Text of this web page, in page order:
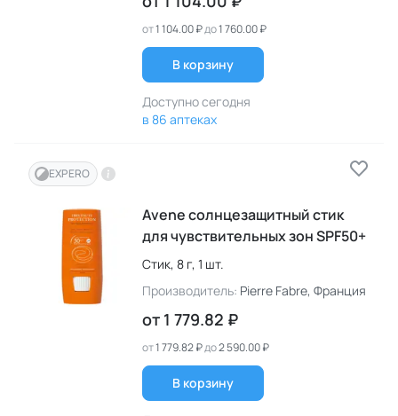
от1 104.00 ₽до1 760.00 ₽
В корзину
Доступно сегодня
в 86 аптеках
EXPERO
Avene солнцезащитный стик
для чувствительных зон SPF50+
Стик, 8 г, 1 шт.
Производитель: Pierre Fabre, Франция
от 1 779.82 ₽
от1 779.82 ₽до2 590.00 ₽
В корзину